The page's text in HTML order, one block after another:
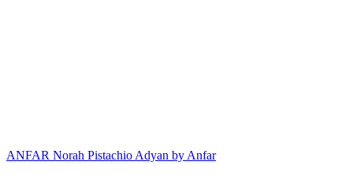
ANFAR Norah Pistachio Adyan by Anfar